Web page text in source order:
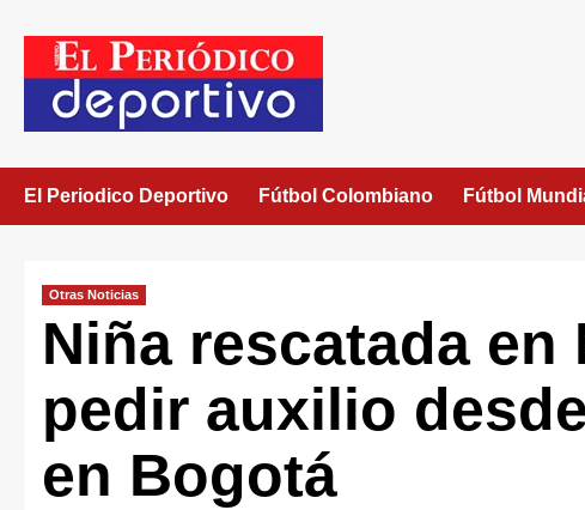
El Periodico Deportivo Fútbol Colombiano Fútbol
Otras Noticias
Niña rescatada en
pedir auxilio
en Bogotá